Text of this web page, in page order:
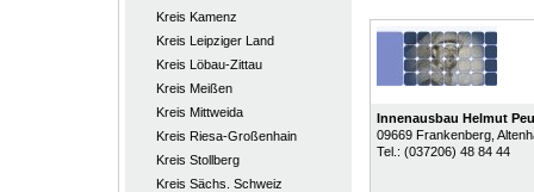
Kreis Kamenz
Kreis Leipziger Land
Kreis Löbau-Zittau
Kreis Meißen
Kreis Mittweida
Kreis Riesa-Großenhain
Kreis Stollberg
Kreis Sächs. Schweiz
Innenausbau Helmut
09669 Frankenberg,
Tel.: (037206) 48 84 44